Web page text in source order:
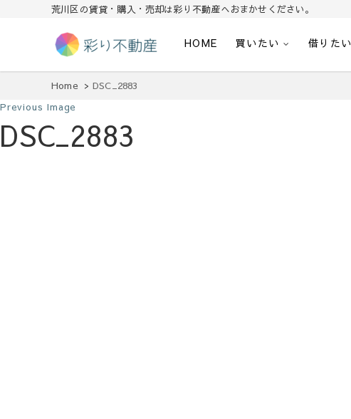
荒川区の賃貸・購入・売却は彩り不動産へおまかせください。
彩り不動産
HOME 買いたい 借りたい
Home DSC_2883
Previous Image
DSC_2883